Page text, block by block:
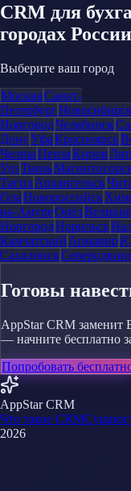
CRM для
городах России
Выберите ваш город
МоскваСанкт-
Петербург
НовгородЧелябинск
ДонуУфаКрасноярск
ЧелныПензаКиров
УдэТверь
ТагилАрхангельск
ОлаНовороссийск
на-АмуреОрёл
НовгородНорильск
Камчатский Армавир
Сахалинск
Готовы
AppStar CRM заменит
— начните бесплатно
Попробовать
AppStar CRM
Что такое CRM
2026